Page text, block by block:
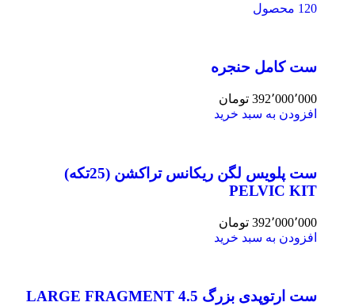
120 محصول
ست کامل حنجره
392٬000٬000 تومان
افزودن به سبد خرید
ست پلویس لگن ریکانس تراکشن (25تکه)
PELVIC KIT
392٬000٬000 تومان
افزودن به سبد خرید
ست ارتوپدی بزرگ 4.5 LARGE FRAGMENT